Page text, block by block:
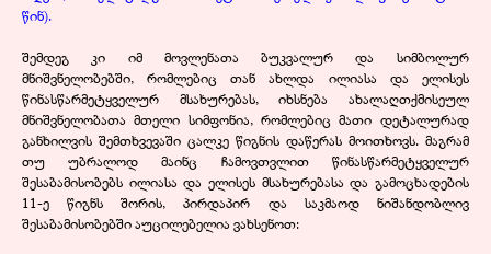
წინ).
შემდეგ კი იმ მოვლენათა ბუკვალურ და სიმბოლურ
მნიშვნელობებში, რომლებიც თან ახლდა ილიასა და ელისეს
წინასწარმეტყველურ მსახურებას, იხსნება ახალაღთქმისეულ
მნიშვნელობათა მთელი სიმფონია, რომლებიც მათი დეტალურად
განხილვის შემთხვევაში ცალკე წიგნის დაწერას მოითხოვს. მაგრამ
თუ უბრალოდ მაინც ჩამოვთვლით წინასწარმეტყველურ
შესაბამისობებს ილიასა და ელისეს მსახურებასა და გამოცხადების
11-ე წიგნს შორის, პირდაპირ და საკმაოდ ნიშანდობლივ
შესაბამისობებში აუცილებელია ვახსენოთ: